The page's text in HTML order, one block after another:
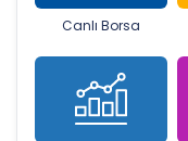
Canlı Borsa